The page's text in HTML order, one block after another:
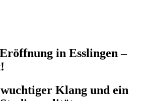
in Esslingen –
Klang und ein